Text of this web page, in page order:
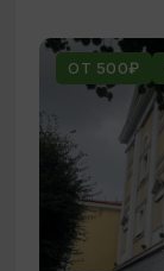
ОТ 500₽